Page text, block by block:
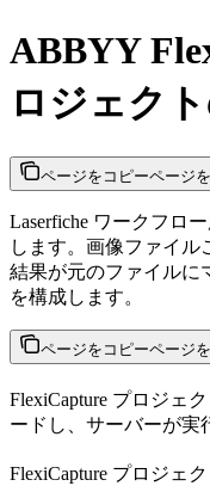
ABBYY
ロジェク
ページをコピーページ
Laserfiche ワークフロ
します。画像ファイル
結果が元のファイルに
を構成します。
ページをコピーページ
FlexiCapture プロジェ
ードし、サーバーが実
FlexiCapture プロジェ